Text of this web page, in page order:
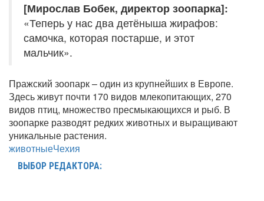
[Мирослав Бобек, директор зоопарка]:
«Теперь у нас два детёныша жирафов:
самочка, которая постарше, и этот
мальчик».
Пражский зоопарк – один из крупнейших в Европе.
Здесь живут почти 170 видов млекопитающих, 270
видов птиц, множество пресмыкающихся и рыб. В
зоопарке разводят редких животных и выращивают
уникальные растения.
животныеЧехия
ВЫБОР РЕДАКТОРА: